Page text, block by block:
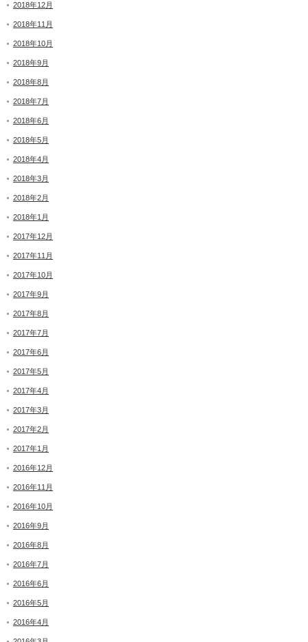
2018年12月
2018年11月
2018年10月
2018年9月
2018年8月
2018年7月
2018年6月
2018年5月
2018年4月
2018年3月
2018年2月
2018年1月
2017年12月
2017年11月
2017年10月
2017年9月
2017年8月
2017年7月
2017年6月
2017年5月
2017年4月
2017年3月
2017年2月
2017年1月
2016年12月
2016年11月
2016年10月
2016年9月
2016年8月
2016年7月
2016年6月
2016年5月
2016年4月